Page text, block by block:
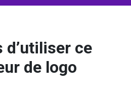
d’utiliser ce
de logo